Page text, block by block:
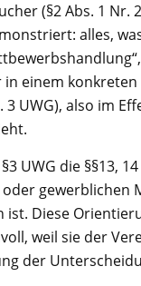
(§2 Abs. 1 Nr.
alles,
in einem konkreten
UWG), also im
UWG die §§13,
gewerblichen
ist. Diese
weil sie der
der